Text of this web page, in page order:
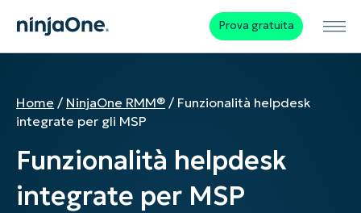
Prova gratuita
Home / NinjaOne RMM® / Funzionalità helpdesk
integrate per gli MSP
Funzionalità helpdesk
integrate per MSP